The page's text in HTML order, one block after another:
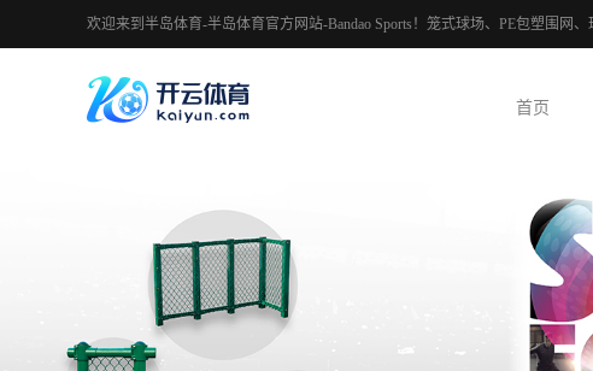
欢迎来到半岛体育-半岛体育官方网站-Bandao Sports！笼式球场、PE包塑围网
首页